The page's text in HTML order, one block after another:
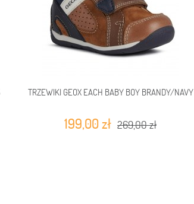
TRZEWIKI GEOX EACH BABY BOY BRANDY/NAVY
199,00 zł 269,00 zł